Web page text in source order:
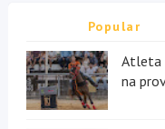
Popular
Atleta
na